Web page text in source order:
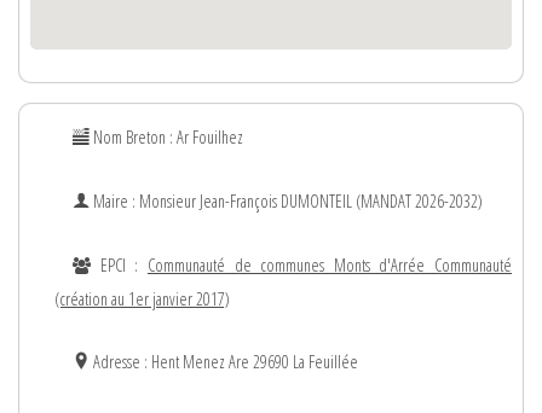
Nom Breton : Ar Fouilhez
Maire : Monsieur Jean-François DUMONTEIL (MANDAT 2026-2032)
EPCI : Communauté de communes Monts d'Arrée Communauté
(création au 1er janvier 2017)
Adresse : Hent Menez Are 29690 La Feuillée